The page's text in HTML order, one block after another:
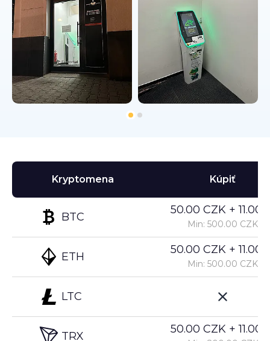
Kryptomena
BTC
ETH
LTC
TRX
Kúpiť
50.00 CZK +
Min: 500.00 CZK
50.00 CZK +
Min: 500.00 CZK
50.00 CZK +